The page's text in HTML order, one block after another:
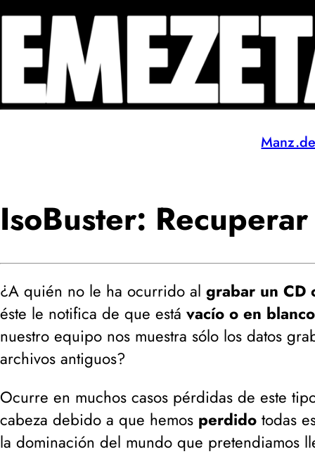
IsoBuster:
¿A quién no le ha ocurrido al grabar un CD
éste le notifica de que está vacío o en blanco
nuestro equipo nos muestra sólo los datos
archivos antiguos?
Ocurre en muchos casos pérdidas de este
cabeza debido a que hemos perdido todas
la dominación del mundo que pretendiamos